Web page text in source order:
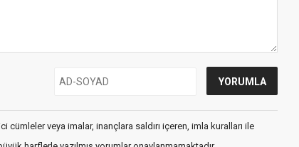
cümleler veya imalar, inançlara saldırı içeren, imla kuralları ile